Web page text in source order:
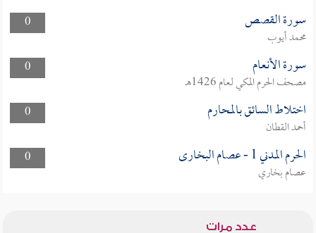
0
سورة القصص
محمد أيوب
0
سورة الأنعام
مصحف الحرم المكي لعام 1426هـ
0
اختلاط السائق بالمحارم
أحمد القطان
0
الحرم المدني 1 - عصام البخارى
عصام بخاري
عدد مرات